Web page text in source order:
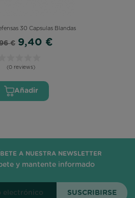
30 Capsulas Blandas
€ 9,40 €
(0 reviews)
Añadir
A NUESTRA NEWSLETTER
y mantente informado